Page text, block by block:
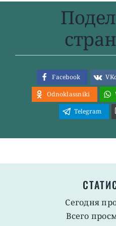
Facebook
Odnoklassniki
Telegram
Сегодня
Всего